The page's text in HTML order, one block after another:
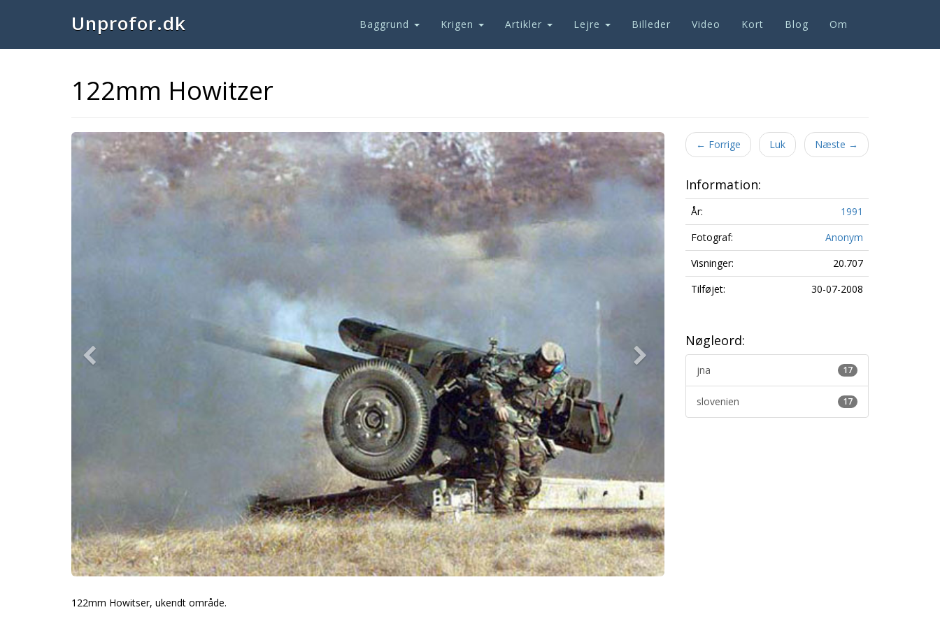
Unprofor.dk Baggrund Krigen Artikler Lejre Billeder Video Kort Blog Om
122mm Howitzer
Previous Next
122mm Howitser, ukendt område.
← Forrige Luk Næste →
Information:
År:
1991
Fotograf:
Anonym
Visninger:
20.707
Tilføjet:
30-07-2008
Nøgleord:
17
jna
17
slovenien